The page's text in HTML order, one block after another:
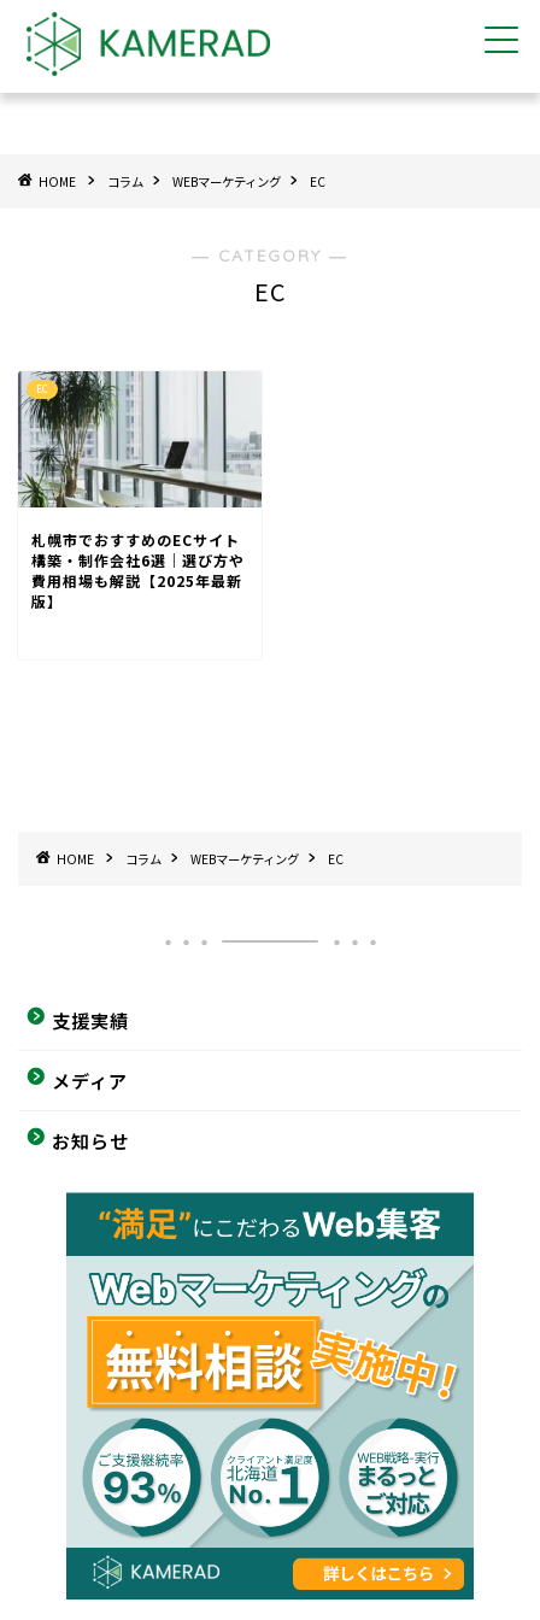
HOME コラム WEBマーケティング EC
― CATEGORY ―
EC
EC
札幌市でおすすめのECサイト
構築・制作会社6選｜選び方や
費用相場も解説【2025年最新
版】
HOME コラム WEBマーケティング EC
支援実績
メディア
お知らせ